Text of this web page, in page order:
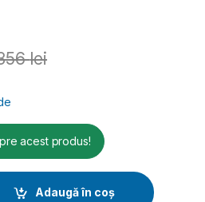
lei
acest produs!
profesională Annovi Reverberi
Adaugă în coș